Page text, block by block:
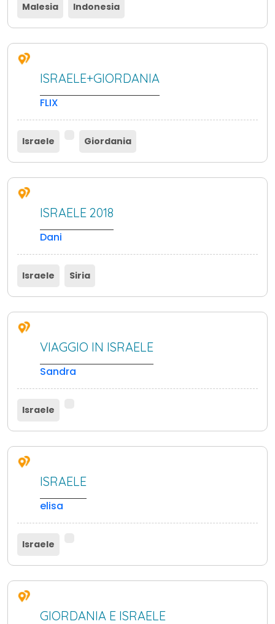
Malesia Indonesia
ISRAELE+GIORDANIA
FLIX
Israele Giordania
ISRAELE 2018
Dani
Israele Siria
VIAGGIO IN ISRAELE
Sandra
Israele
ISRAELE
elisa
Israele
GIORDANIA E ISRAELE